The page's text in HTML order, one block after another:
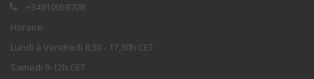
+34910059708
Horaire:
Lundi à Vendredi 8,30 - 17,30h CET
Samedi 9-12h CET